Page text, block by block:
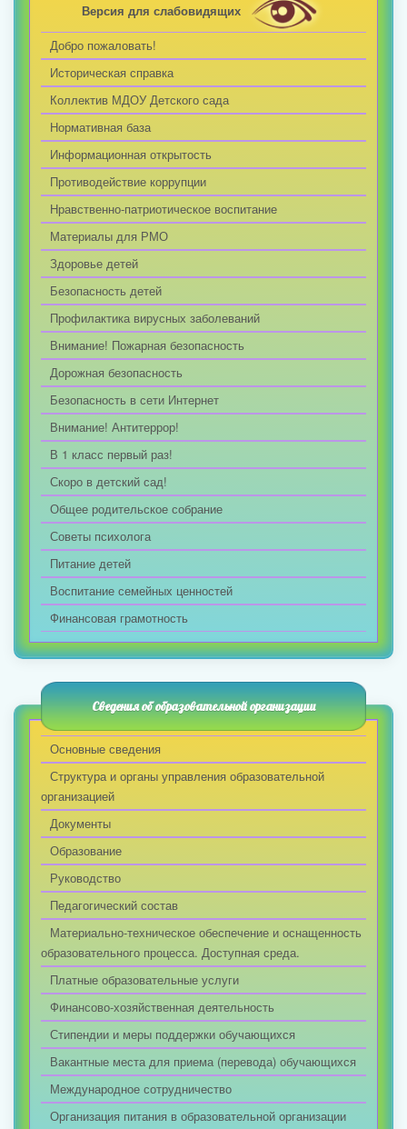
Версия для слабовидящих
Добро пожаловать!
Историческая справка
Коллектив МДОУ Детского сада
Нормативная база
Информационная открытость
Противодействие коррупции
Нравственно-патриотическое воспитание
Материалы для РМО
Здоровье детей
Безопасность детей
Профилактика вирусных заболеваний
Внимание! Пожарная безопасность
Дорожная безопасность
Безопасность в сети Интернет
Внимание! Антитеррор!
В 1 класс первый раз!
Скоро в детский сад!
Общее родительское собрание
Советы психолога
Питание детей
Воспитание семейных ценностей
Финансовая грамотность
Сведения об образовательной организации
Основные сведения
Структура и органы управления образовательной
организацией
Документы
Образование
Руководство
Педагогический состав
Материально-техническое обеспечение и оснащенность
образовательного процесса. Доступная среда.
Платные образовательные услуги
Финансово-хозяйственная деятельность
Стипендии и меры поддержки обучающихся
Вакантные места для приема (перевода) обучающихся
Международное сотрудничество
Организация питания в образовательной организации